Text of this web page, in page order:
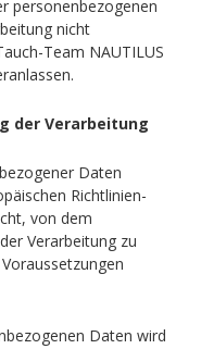
personenbezogenen
nicht
Team NAUTILUS
der Verarbeitung
Daten
Richtlinien-
von dem
Verarbeitung zu
Daten wird